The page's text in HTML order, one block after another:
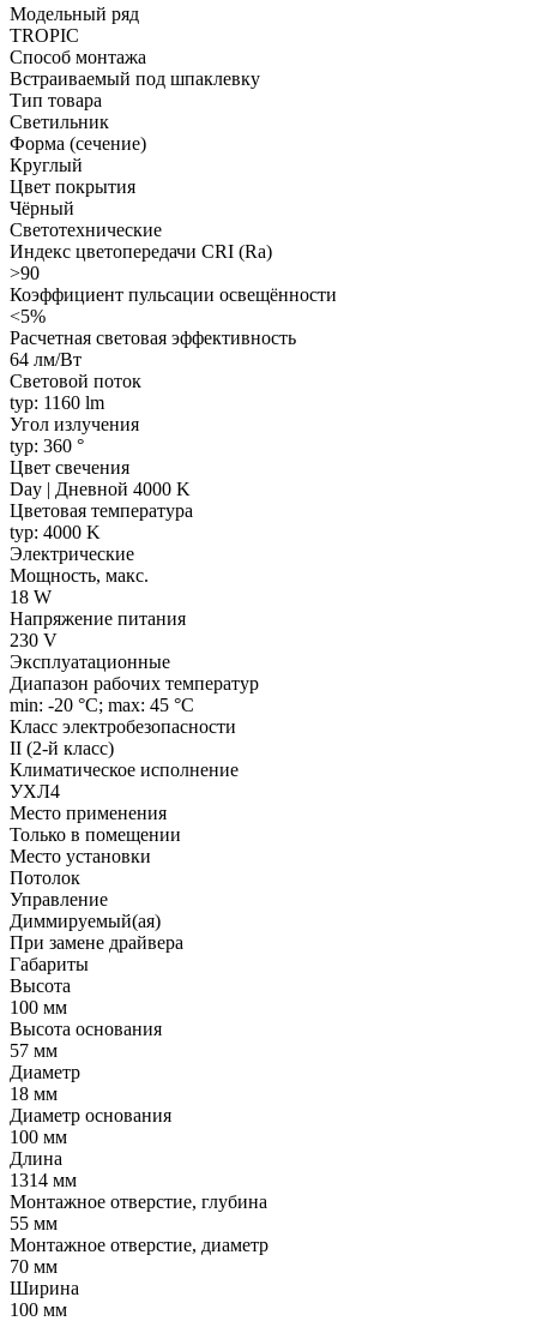
Модельный ряд
TROPIC
Способ монтажа
Встраиваемый под шпаклевку
Тип товара
Светильник
Форма (сечение)
Круглый
Цвет покрытия
Чёрный
Светотехнические
Индекс цветопередачи CRI (Ra)
>90
Коэффициент пульсации освещённости
<5%
Расчетная световая эффективность
64 лм/Вт
Световой поток
typ: 1160 lm
Угол излучения
typ: 360 °
Цвет свечения
Day | Дневной 4000 K
Цветовая температура
typ: 4000 K
Электрические
Мощность, макс.
18 W
Напряжение питания
230 V
Эксплуатационные
Диапазон рабочих температур
min: -20 °C; max: 45 °C
Класс электробезопасности
II (2-й класс)
Климатическое исполнение
УХЛ4
Место применения
Только в помещении
Место установки
Потолок
Управление
Диммируемый(ая)
При замене драйвера
Габариты
Высота
100 мм
Высота основания
57 мм
Диаметр
18 мм
Диаметр основания
100 мм
Длина
1314 мм
Монтажное отверстие, глубина
55 мм
Монтажное отверстие, диаметр
70 мм
Ширина
100 мм